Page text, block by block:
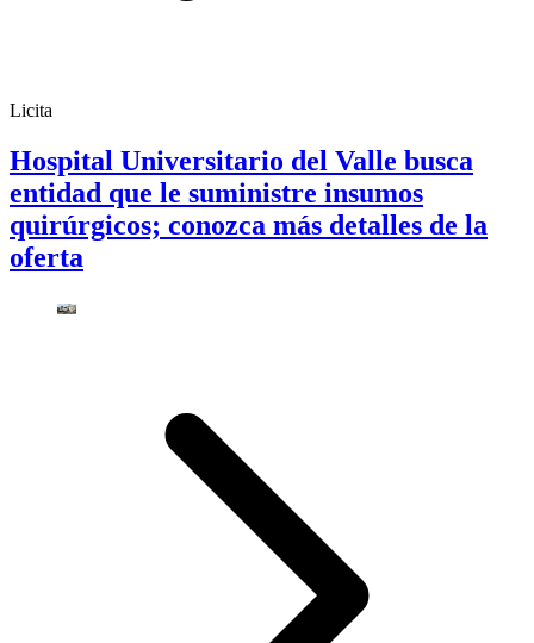
Licita
Hospital Universitario del Valle busca
entidad que le suministre insumos
quirúrgicos; conozca más detalles de la
oferta